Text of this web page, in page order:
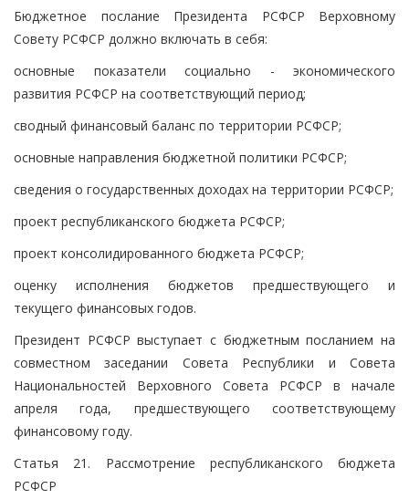
Бюджетное послание Президента РСФСР Верховному
Совету РСФСР должно включать в себя:
основные показатели социально - экономического
развития РСФСР на соответствующий период;
сводный финансовый баланс по территории РСФСР;
основные направления бюджетной политики РСФСР;
сведения о государственных доходах на территории РСФСР;
проект республиканского бюджета РСФСР;
проект консолидированного бюджета РСФСР;
оценку исполнения бюджетов предшествующего и
текущего финансовых годов.
Президент РСФСР выступает с бюджетным посланием на
совместном заседании Совета Республики и Совета
Национальностей Верховного Совета РСФСР в начале
апреля года, предшествующего соответствующему
финансовому году.
Статья 21. Рассмотрение республиканского бюджета
РСФСР